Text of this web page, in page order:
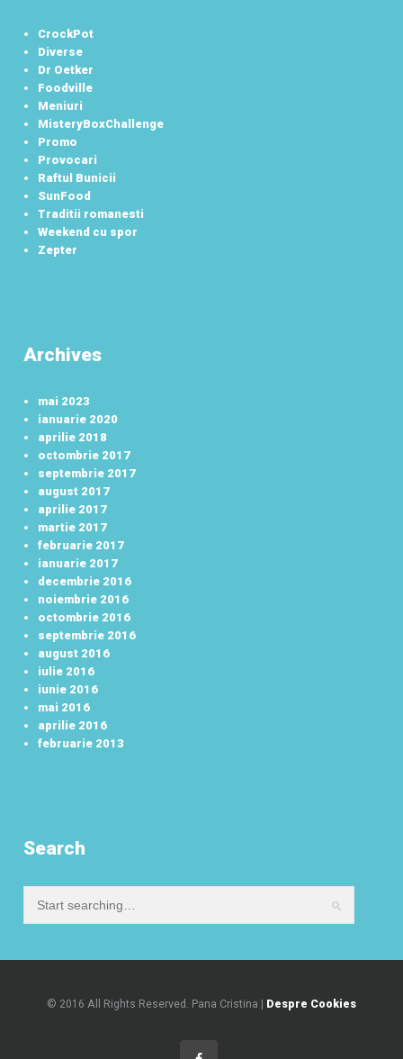
CrockPot
Diverse
Dr Oetker
Foodville
Meniuri
MisteryBoxChallenge
Promo
Provocari
Raftul Bunicii
SunFood
Traditii romanesti
Weekend cu spor
Zepter
Archives
mai 2023
ianuarie 2020
aprilie 2018
octombrie 2017
septembrie 2017
august 2017
aprilie 2017
martie 2017
februarie 2017
ianuarie 2017
decembrie 2016
noiembrie 2016
octombrie 2016
septembrie 2016
august 2016
iulie 2016
iunie 2016
mai 2016
aprilie 2016
februarie 2013
Search
© 2016 All Rights Reserved. Pana Cristina | Despre Cookies